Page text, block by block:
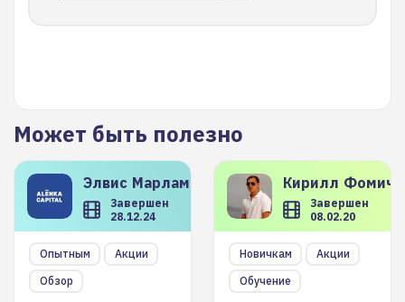
Может быть полезно
Элвис Марламов
Завершен
28.12.24
Опытным
Акции
Обзор
Кирилл
Завершен
08.02.20
Новичкам
Акции
Обучение